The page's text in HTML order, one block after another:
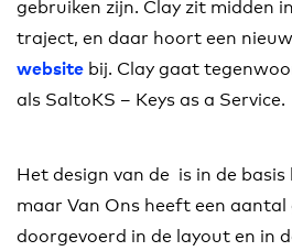
traject, en daar hoort een
website bij. Clay gaat
als SaltoKS – Keys as a Service.
Het design van de is in de
maar Van Ons heeft een
doorgevoerd in de layout en in